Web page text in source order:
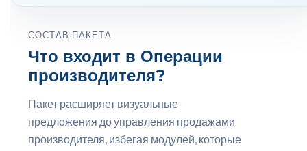
СОСТАВ ПАКЕТА
Что входит в Операции
производителя?
Пакет расширяет визуальные
предложения до управления продажами
производителя, избегая модулей, которые